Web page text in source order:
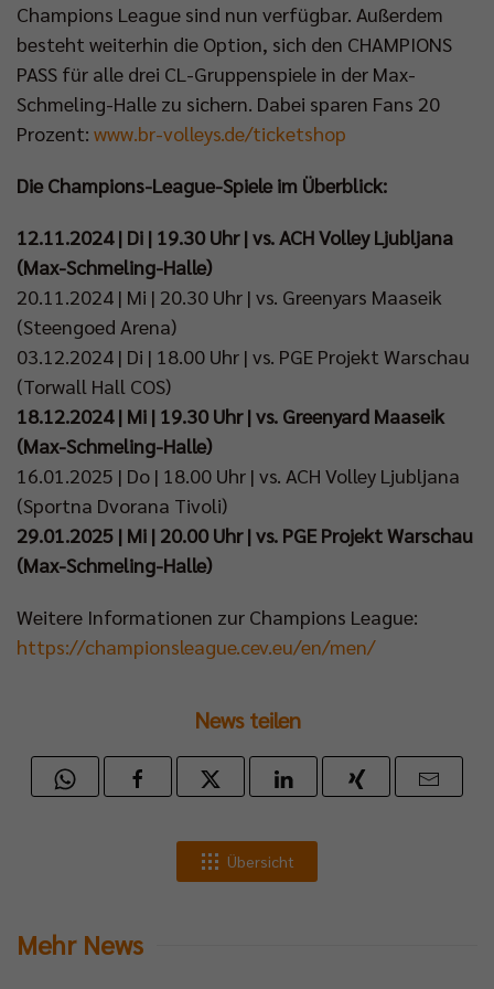
Champions League sind nun verfügbar. Außerdem
besteht weiterhin die Option, sich den CHAMPIONS
PASS für alle drei CL-Gruppenspiele in der Max-
Schmeling-Halle zu sichern. Dabei sparen Fans 20
Prozent: www.br-volleys.de/ticketshop
Die Champions-League-Spiele im Überblick:
12.11.2024 | Di | 19.30 Uhr | vs. ACH Volley Ljubljana
(Max-Schmeling-Halle)
20.11.2024 | Mi | 20.30 Uhr | vs. Greenyars Maaseik
(Steengoed Arena)
03.12.2024 | Di | 18.00 Uhr | vs. PGE Projekt Warschau
(Torwall Hall COS)
18.12.2024 | Mi | 19.30 Uhr | vs. Greenyard Maaseik
(Max-Schmeling-Halle)
16.01.2025 | Do | 18.00 Uhr | vs. ACH Volley Ljubljana
(Sportna Dvorana Tivoli)
29.01.2025 | Mi | 20.00 Uhr | vs. PGE Projekt Warschau
(Max-Schmeling-Halle)
Weitere Informationen zur Champions League:
https://championsleague.cev.eu/en/men/
News teilen
Übersicht
Mehr News